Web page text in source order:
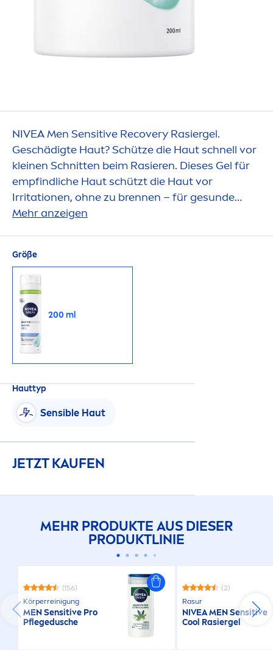
NIVEAMen Sensitive Recovery Rasiergel.
Geschädigte Haut? Schütze die Haut schnell vor
kleinen Schnitten beim Rasieren. Dieses Gel für
empfindliche Haut schützt die Haut vor
Irritationen, ohne zu brennen – für gesunde
Haut | 200 ml
Mehr anzeigen
Größe
200 ml
Hauttyp
Sensible Haut
JETZT KAUFEN
MEHR PRODUKTE AUS DIESER
PRODUKTLINIE
(156)
Körperreinigung
MENSensitive Pro
Pflegedusche
(2)
Rasur
NIVEAMENSensitive
Cool Rasiergel